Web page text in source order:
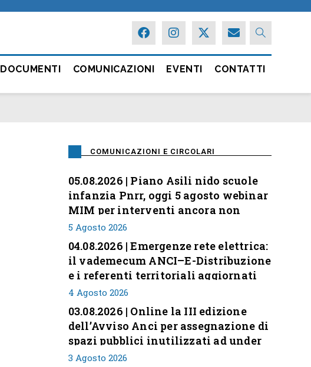
DOCUMENTI COMUNICAZIONI EVENTI CONTATTI
COMUNICAZIONI E CIRCOLARI
05.08.2026 | Piano Asili nido scuole
infanzia Pnrr, oggi 5 agosto webinar
MIM per interventi ancora non
conclusi
5 Agosto 2026
04.08.2026 | Emergenze rete elettrica:
il vademecum ANCI–E-Distribuzione
e i referenti territoriali aggiornati
4 Agosto 2026
03.08.2026 | Online la III edizione
dell’Avviso Anci per assegnazione di
spazi pubblici inutilizzati ad under
35
3 Agosto 2026